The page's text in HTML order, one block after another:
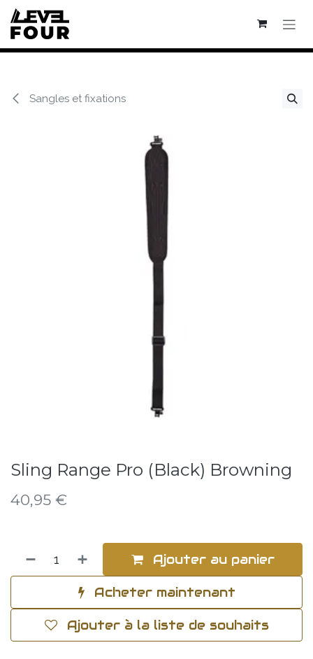
Se rendre au contenu
Sangles et fixations
Sling Range Pro (Black) Browning
40,95 €
Ajouter au panier
Acheter maintenant
Ajouter à la liste de souhaits